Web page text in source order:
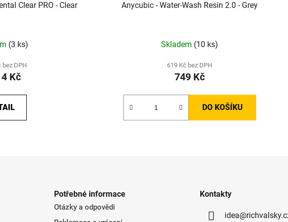
Clear PRO - Clear
(3 ks)
bez DPH
Kč
Anycubic - Water-Wash Resin 2.0 - Grey
Skladem (10 ks)
619 Kč bez DPH
749 Kč
DO KOŠÍKU
Potřebné informace
Otázky a odpovědi
Kontakty